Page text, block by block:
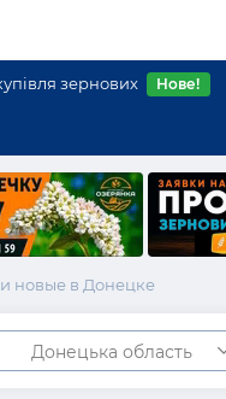
зернових Нове!
новые в Донецке
Донецька область